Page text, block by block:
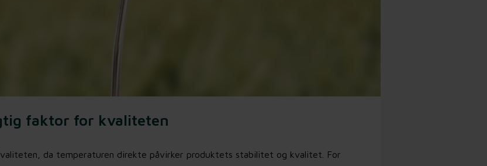
faktor for kvaliteten
da temperaturen direkte påvirker produktets stabilitet og kvalitet.
For